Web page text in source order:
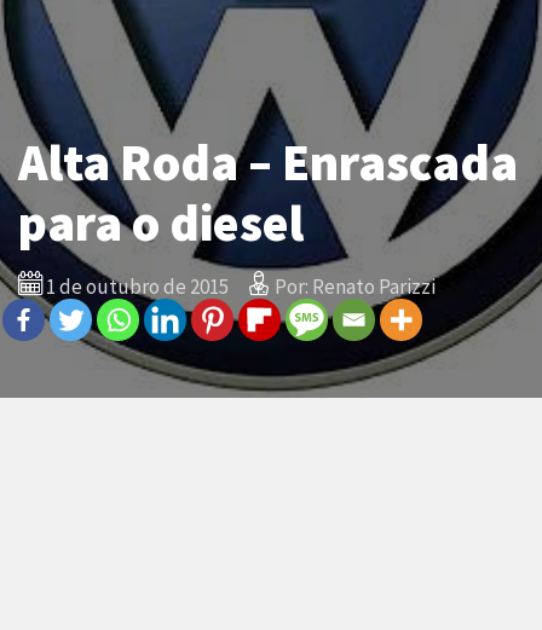
Alta Roda – Enrascada
para o diesel
1 de outubro de 2015 Por: Renato Parizzi